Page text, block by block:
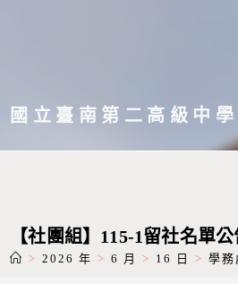
主國立臺南第二高級中學
【社團組】115-1留社名單
> 2026 年 > 6 月 > 16 日 > 學務